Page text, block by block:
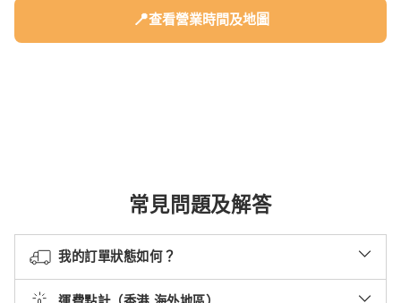
📍查看營業時間及地圖
常見問題及解答
我的訂單狀態如何？